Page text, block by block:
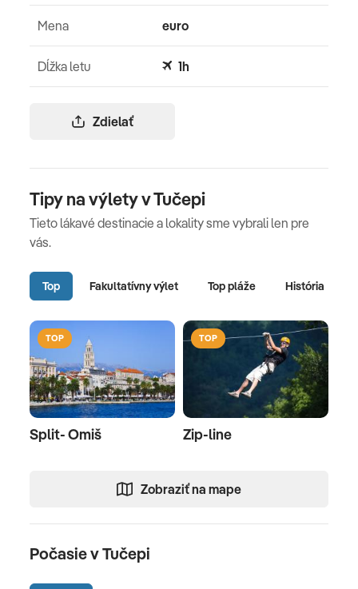
Zdielať
Mena euro
Dĺžka letu 1h
Tipy na výlety v Tučepi
Tieto lákavé destinacie a lokality sme vybrali len pre
vás.
Top Fakultatívny výlet Top pláže História
TOP
Split- Omiš
TOP
Zip-line
Zobraziť na mape
Počasie v Tučepi